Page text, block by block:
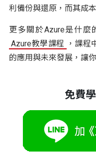
利備份與還原，而其成
更多關於Azure是什麼
Azure教學課程
，課程
的應用與未來發展，讓
免費